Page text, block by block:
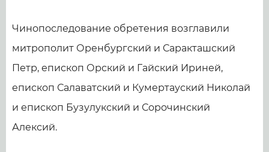
Чинопоследование обретения возглавили
митрополит Оренбургский и Саракташский
Петр, епископ Орский и Гайский Ириней,
епископ Салаватский и Кумертауский Николай
и епископ Бузулукский и Сорочинский
Алексий.